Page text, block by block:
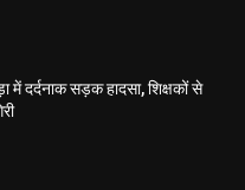
में दर्दनाक सड़क हादसा, शिक्षकों से